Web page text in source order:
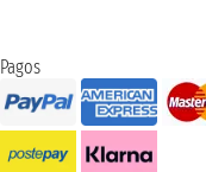
Pagos